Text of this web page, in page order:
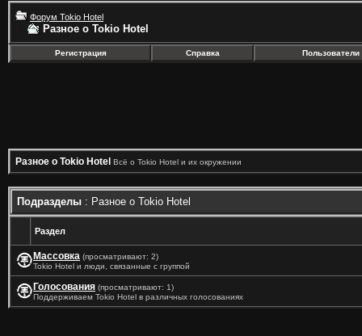
Форум Tokio Hotel
Разное о Tokio Hotel
Регистрация Справка Пользователи
Разное о Tokio Hotel Всё о Tokio Hotel и их окружении
Подразделы : Разное о Tokio Hotel
Раздел
Массовка (просматривают: 2)
Tokio Hotel и люди, связанные с группой
Голосования (просматривают: 1)
Поддерживаем Tokio Hotel в различных голосованиях